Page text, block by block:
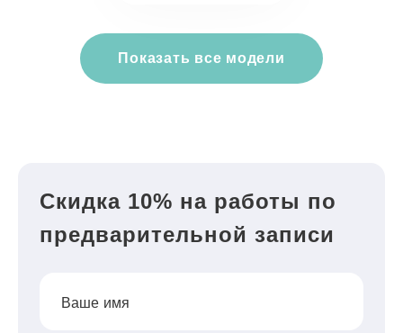
Показать все модели
Скидка 10% на работы по
предварительной записи
Ваше имя